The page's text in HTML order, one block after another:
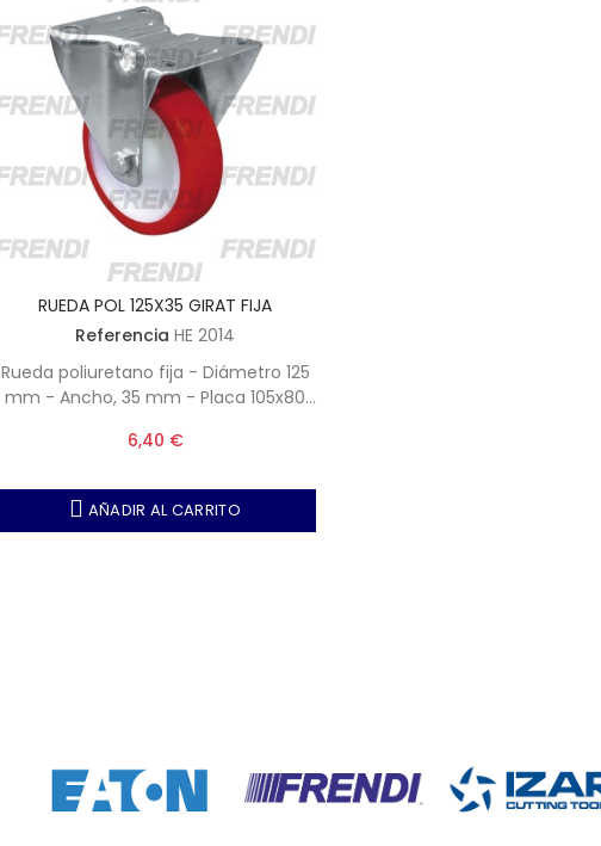
RUEDA POL 125X35 GIRAT FIJA
Referencia HE 2014
Rueda poliuretano fija - Diámetro 125
mm - Ancho, 35 mm - Placa 105x80
6,40 €
AÑADIR AL CARRITO